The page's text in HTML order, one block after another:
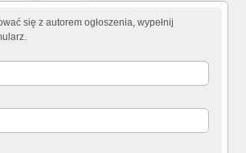
się z autorem ogłoszenia, wypełnij